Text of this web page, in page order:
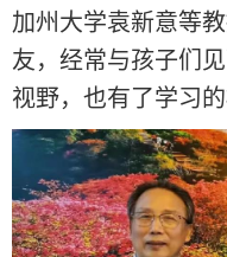
加州大学袁新意等
友，经常与孩子们
视野，也有了学习的